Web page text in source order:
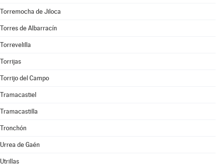
Torremocha de Jiloca
Torres de Albarracín
Torrevelilla
Torrijas
Torrijo del Campo
Tramacastiel
Tramacastilla
Tronchón
Urrea de Gaén
Utrillas